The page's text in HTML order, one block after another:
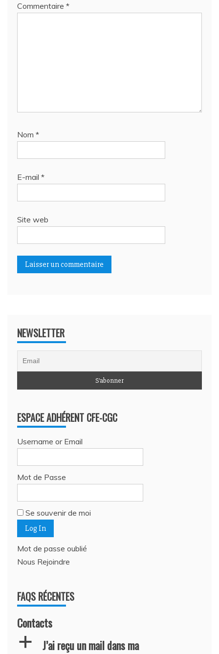
Commentaire *
Nom *
E-mail *
Site web
NEWSLETTER
ESPACE ADHÉRENT CFE-CGC
Username or Email
Mot de Passe
Se souvenir de moi
Mot de passe oublié
Nous Rejoindre
FAQS RÉCENTES
Contacts
a
J’ai reçu un mail dans ma